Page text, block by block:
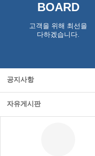
BOARD
고객을 위해 최선을
다하겠습니다.
공지사항
자유게시판